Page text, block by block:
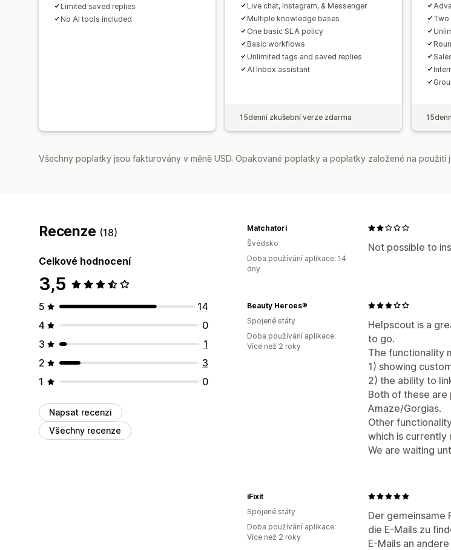
Limited saved replies
No AI tools included
Live chat, Instagram, & Messenger
Multiple knowledge bases
One basic SLA policy
Basic workflows
Unlimited tags and saved replies
AI Inbox assistant
15denní zkušební verze zdarma
Two
Všechny poplatky jsou fakturovány v měně USD. Opakované poplatky a poplatky založené na
Recenze (18)
Celkové hodnocení
3,5
5
14
4
0
3
1
2
3
1
0
Napsat recenzi
Všechny recenze
Not possible to
Matchatori
Švédsko
Doba používání aplikace: 14
dny
Helpscout is a
to go.
The functionality
1) showing
2) the ability to
Both of these
Amaze/Gorgias.
Other
which is currently
We are waiting
Beauty Heroes®
Spojené státy
Doba používání aplikace:
Více než 2 roky
Der gemeinsame
die E-Mails zu
E-Mails an
iFixit
Spojené státy
Doba používání aplikace:
Více než 2 roky